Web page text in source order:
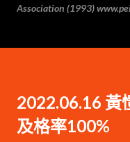
Association (1993)
2022.06.16 黃
及格率100%